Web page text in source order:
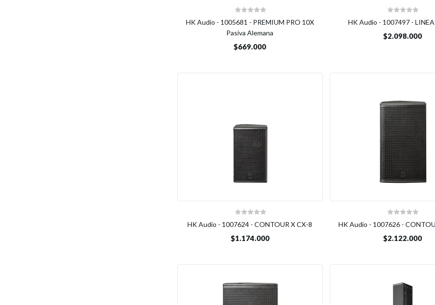
HK Audio - 1005681 - PREMIUM PRO 10X
Pasiva Alemana
$669.000
HK Audio - 1007497 -
$2.098.000
HK Audio - 1007624 - CONTOUR X CX-8
$1.174.000
HK Audio - 1007626 -
$2.122.000